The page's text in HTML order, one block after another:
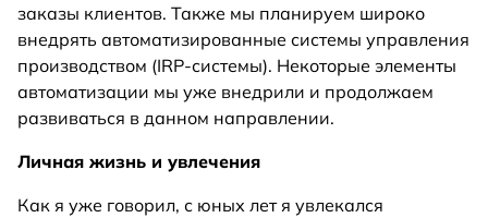
заказы клиентов. Также мы планируем широко
внедрять автоматизированные системы управления
производством (IRP-системы). Некоторые элементы
автоматизации мы уже внедрили и продолжаем
развиваться в данном направлении.
Личная жизнь и увлечения
Как я уже говорил, с юных лет я увлекался